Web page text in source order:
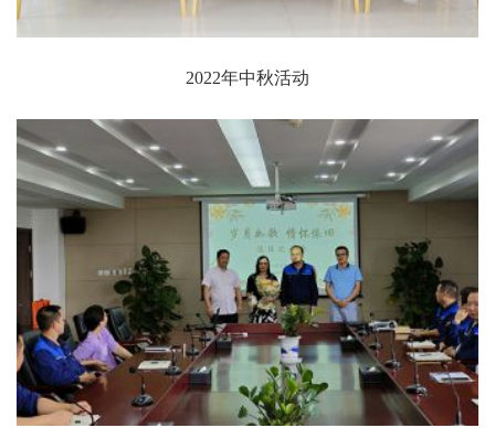
2022年中秋活动